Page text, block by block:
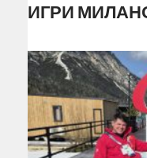
ИГРИ